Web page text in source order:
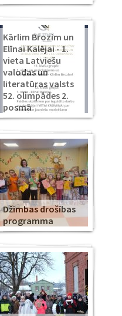
Kārlim Brozim un
Elīnai Kalējai - 1.
vieta Latviešu
valodas un
literatūras valsts
52. olimpādes 2.
posmā
Džimbas drošības
programma